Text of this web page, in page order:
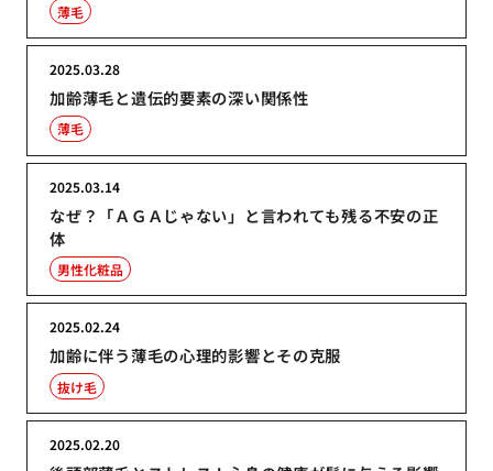
薄毛
加齢薄毛と遺伝的要素の深い関係性
2025.03.28
薄毛
なぜ？「ＡＧＡじゃない」と言われても残る不安の正
体
2025.03.14
男性化粧品
加齢に伴う薄毛の心理的影響とその克服
2025.02.24
抜け毛
2025.02.20